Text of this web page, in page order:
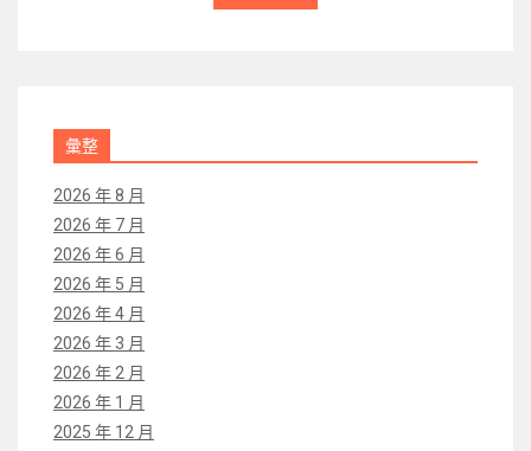
彙整
2026 年 8 月
2026 年 7 月
2026 年 6 月
2026 年 5 月
2026 年 4 月
2026 年 3 月
2026 年 2 月
2026 年 1 月
2025 年 12 月